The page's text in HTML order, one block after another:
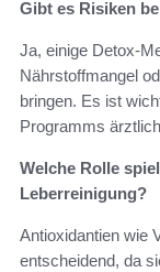
Gibt es Risiken
Ja, einige Detox-
Nährstoffmangel
bringen. Es ist
Programms
Welche Rolle
Leberreinigung?
Antioxidantien wie
entscheidend, da